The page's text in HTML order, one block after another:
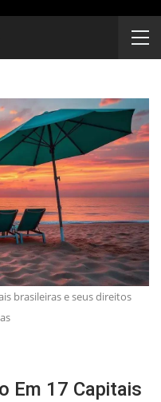
brasileiras e seus direitos
Em 17 Capitais